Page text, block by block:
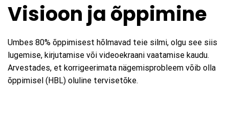
Visioon ja õppimine
Umbes 80% õppimisest hõlmavad teie silmi, olgu see siis
lugemise, kirjutamise või videoekraani vaatamise kaudu.
Arvestades, et korrigeerimata nägemisprobleem võib olla
õppimisel (HBL) oluline tervisetõke.